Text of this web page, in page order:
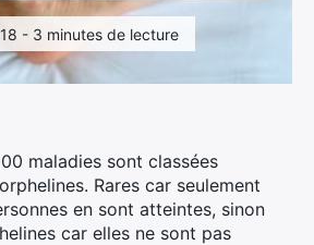
- 3 minutes de lecture
maladies sont classées
Rares car seulement
en sont atteintes, sinon
car elles ne sont pas